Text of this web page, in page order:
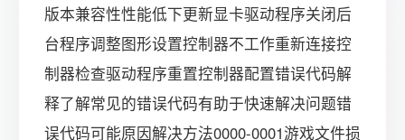
版本兼容性性能低下更新显卡驱动程序关闭后
台程序调整图形设置控制器不工作重新连接控
制器检查驱动程序重置控制器配置错误代码解
释了解常见的错误代码有助于快速解决问题错
误代码可能原因解决方法0000-0001游戏文件损